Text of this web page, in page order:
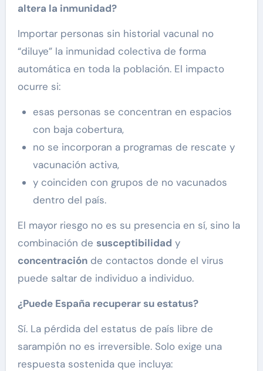
altera la inmunidad?
Importar personas sin historial vacunal no
“diluye” la inmunidad colectiva de forma
automática en toda la población. El impacto
ocurre si:
esas personas se concentran en espacios
con baja cobertura,
no se incorporan a programas de rescate y
vacunación activa,
y coinciden con grupos de no vacunados
dentro del país.
El mayor riesgo no es su presencia en sí, sino la
combinación de susceptibilidad y
concentraciónde contactos donde el virus
puede saltar de individuo a individuo.
¿Puede España recuperar su estatus?
Sí. La pérdida del estatus de país libre de
sarampión no es irreversible. Solo exige una
respuesta sostenida que incluya: